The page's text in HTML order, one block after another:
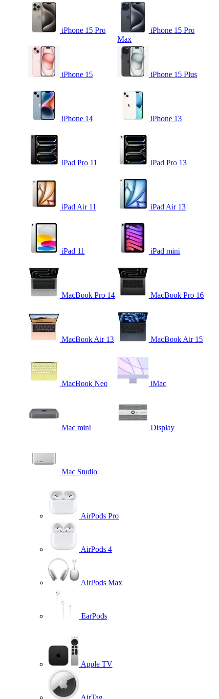
iPhone 15 Pro
iPhone 15 Pro
Max
iPhone 15 iPhone 15 Plus
iPhone 14 iPhone 13
iPad Pro 11 iPad Pro 13
iPad Air 11 iPad Air 13
iPad 11 iPad mini
MacBook Pro 14 MacBook Pro 16
MacBook Air 13 MacBook Air 15
MacBook Neo iMac
Mac mini Display
Mac Studio
AirPods Pro
AirPods 4
AirPods Max
EarPods
Apple TV